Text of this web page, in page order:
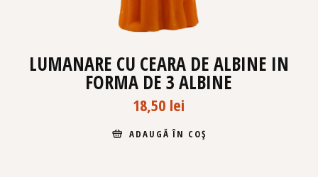
LUMANARE CU CEARA DE ALBINE IN
FORMA DE 3 ALBINE
18,50 lei
ADAUGĂ ÎN COȘ